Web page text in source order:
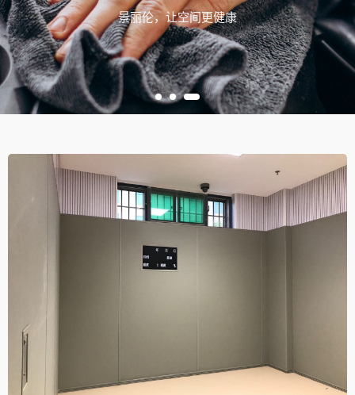
景丽伦，让空间更健康